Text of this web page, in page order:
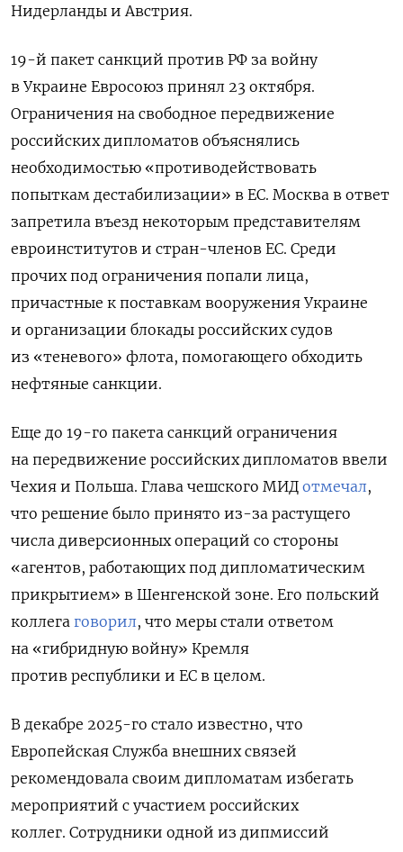
Нидерланды и Австрия.
19-й пакет санкций против РФ за войну
в Украине Евросоюз принял 23 октября.
Ограничения на свободное передвижение
российских дипломатов объяснялись
необходимостью «противодействовать
попыткам дестабилизации» в ЕС. Москва в ответ
запретила въезд некоторым представителям
евроинститутов и стран-членов ЕС. Среди
прочих под ограничения попали лица,
причастные к поставкам вооружения Украине
и организации блокады российских судов
из «теневого» флота, помогающего обходить
нефтяные санкции.
Еще до 19-го пакета санкций ограничения
на передвижение российских дипломатов ввели
Чехия и Польша. Глава чешского МИД отмечал,
что решение было принято из-за растущего
числа диверсионных операций со стороны
«агентов, работающих под дипломатическим
прикрытием» в Шенгенской зоне. Его польский
коллега говорил, что меры стали ответом
на «гибридную войну» Кремля
против республики и ЕС в целом.
В декабре 2025-го стало известно, что
Европейская Служба внешних связей
рекомендовала своим дипломатам избегать
мероприятий с участием российских
коллег. Сотрудники одной из дипмиссий